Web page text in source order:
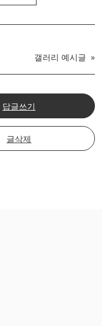
갤러리 예시글 »
답글쓰기
글삭제